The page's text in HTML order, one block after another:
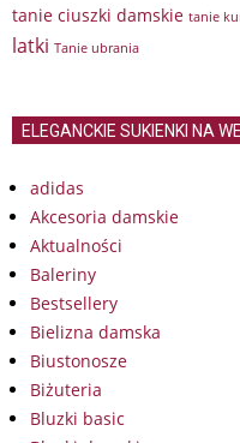
tanie ciuszki damskie tanie
latki Tanie ubrania
ELEGANCKIE SUKIENKI NA
adidas
Akcesoria damskie
Aktualności
Baleriny
Bestsellery
Bielizna damska
Biustonosze
Biżuteria
Bluzki basic